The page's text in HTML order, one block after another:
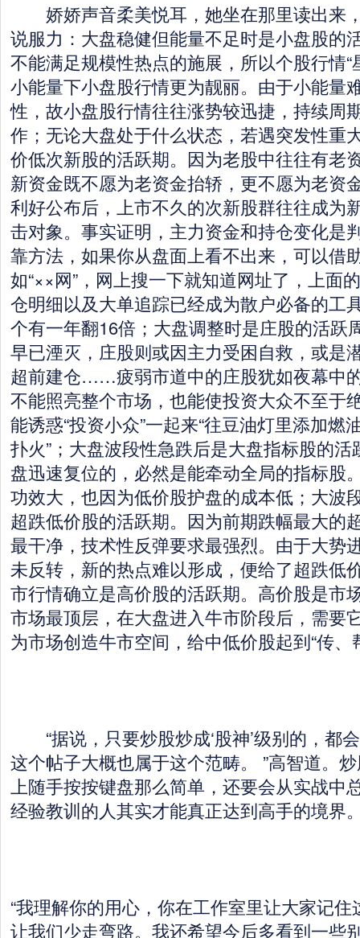
娇娇声音柔美悦耳，她坐在那里读出来
说服力：大盘稳健但能量不足时是小盘股的
不能满足规模性热点的施展，所以个股行情“
小能量下小盘股行情更为靓丽。由于小能量
性，故小盘股行情往往涨势较迅捷，持续周
作；无论大盘处于什么状态，若遇突发性重
价低次新股的活跃期。因为老股中往往有老
新资金既不愿为老资金抬轿，更不愿为老资
利好公布后，上市不久的次新股群往往成为
击对象。事实证明，主力资金和持仓变化是
靠方法，如果你从盘面上看不出来，可以借
如“××网”，网上搜一下就知道网址了，上面
仓明细以及大单追踪已经成为散户必备的工
个有一年翻16倍；大盘调整时是庄股的活跃
早已湮灭，庄股则或因主力受困自救，或是
超前建仓……疲弱市道中的庄股犹如夜幕中
不能照亮整个市场，也能使投资大众不至于
能诱惑“投资小众”一起来“往豆油灯里添加燃
扑火”；大盘波段性急跌后是大盘指标股的
盘迅速复位的，必然是能牵动全局的指标股
功效大，也因为低价股护盘的成本低；大波
超跌低价股的活跃期。因为前期跌幅最大的
最干净，技术性反弹要求最强烈。由于大势
未反转，新的热点难以形成，便给了超跌低
市行情确立是高价股的活跃期。高价股是市
市场最顶层，在大盘进入牛市阶段后，需要
为市场创造牛市空间，给中低价股起到“传、
“据说，只要炒股炒成‘股神’级别的，都
这个帖子大概也属于这个范畴。 ”高智道。
上随手按按键盘那么简单，还要会从实战中
经验教训的人其实才能真正达到高手的境界
“我理解你的用心，你在工作室里让大家记
让我们少走弯路。我还希望今后多看到一些